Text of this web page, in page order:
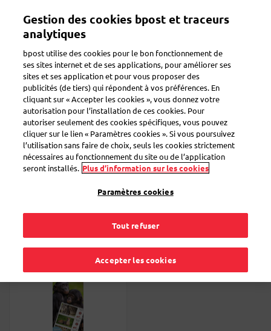
contenu
Mon compte
Zoeken
Retour
Émissions juin 2022
Sorteren op
Gestion des cookies bpost et traceurs
analytiques
bpost utilise des cookies pour le bon fonctionnement de
ses sites internet et de ses applications, pour améliorer ses
sites et ses application et pour vous proposer des
publicités (de tiers) qui répondent à vos préférences. En
cliquant sur « Accepter les cookies », vous donnez votre
autorisation pour l’installation de ces cookies. Pour
autoriser seulement des cookies spécifiques, vous pouvez
cliquer sur le lien « Paramètres cookies ». Si vous poursuivez
l’utilisation sans faire de choix, seuls les cookies strictement
nécessaires au fonctionnement du site ou de l’application
seront installés. Plus d’information sur les cookies
Paramètres cookies
Tout refuser
Accepter les cookies